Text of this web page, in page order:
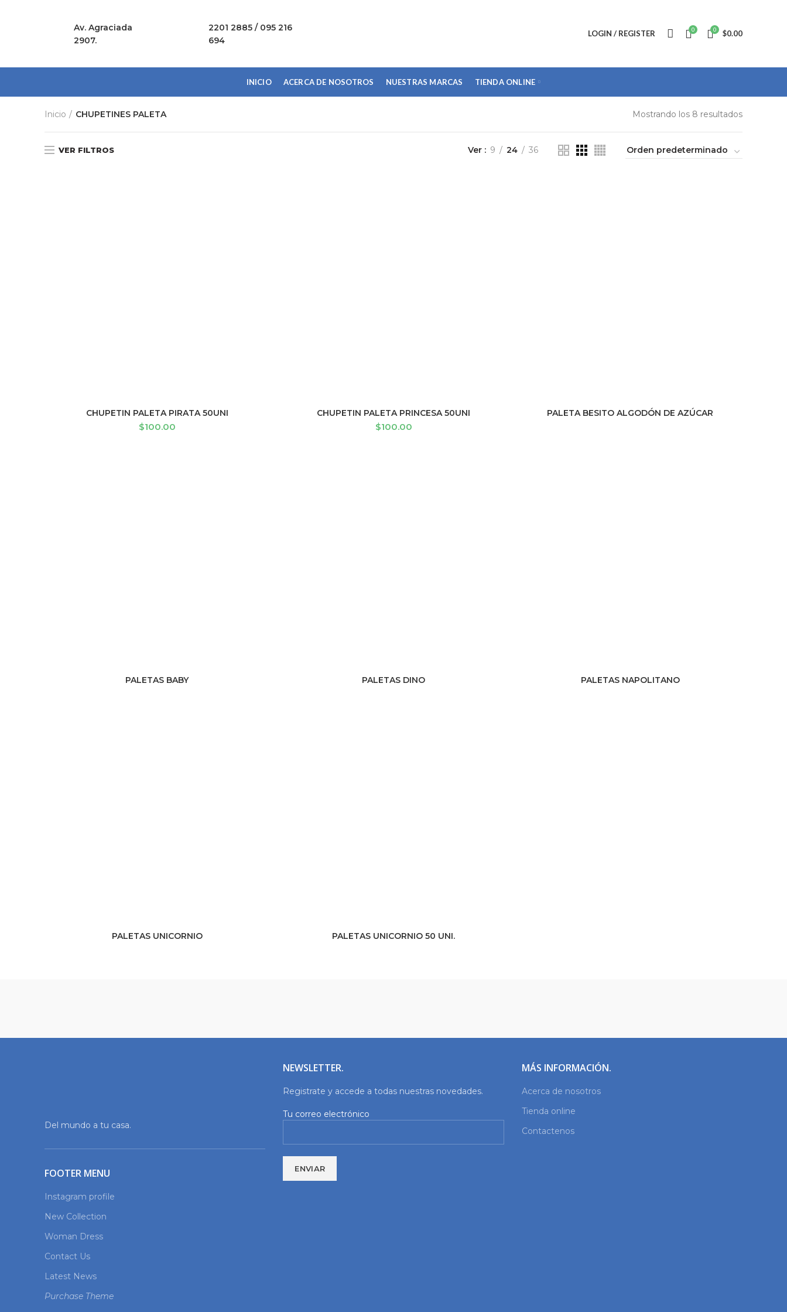
Av. Agraciada
2907.
2201 2885 / 095 216
694
LOGIN / REGISTER 0 0 $0.00
INICIO ACERCA DE NOSOTROS NUESTRAS MARCAS TIENDA ONLINE
Inicio CHUPETINES PALETA Mostrando los 8 resultados
VER FILTROS Ver 9 24 36
AÑADIR AL CARRITO
CHUPETIN PALETA PIRATA 50UNI
$100.00
AÑADIR AL CARRITO
CHUPETIN PALETA PRINCESA 50UNI
$100.00
PRODUCTO CATÁLOGO
PALETA BESITO ALGODÓN DE AZÚCAR
PRODUCTO CATÁLOGO
PALETAS BABY PRODUCTO CATÁLOGO
PALETAS DINO PRODUCTO CATÁLOGO
PALETAS NAPOLITANO
PRODUCTO CATÁLOGO
PALETAS UNICORNIO PRODUCTO CATÁLOGO
PALETAS UNICORNIO 50 UNI.
Del mundo a tu casa.
FOOTER MENU
Instagram profile
New Collection
Woman Dress
Contact Us
Latest News
Purchase Theme
NEWSLETTER.
Registrate y accede a todas nuestras novedades.
Tu correo electrónico
MÁS INFORMACIÓN.
Acerca de nosotros
Tienda online
Contactenos